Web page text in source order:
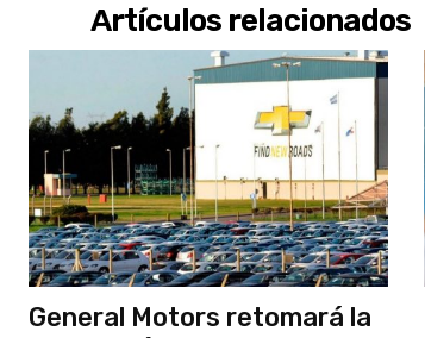
Artículos relacionados
General Motors retomará la